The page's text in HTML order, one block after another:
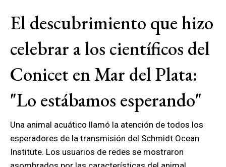
El descubrimiento que hizo
celebrar a los científicos del
Conicet en Mar del Plata:
"Lo estábamos esperando"
Una animal acuático llamó la atención de todos los
esperadores de la transmisión del Schmidt Ocean
Institute. Los usuarios de redes se mostraron